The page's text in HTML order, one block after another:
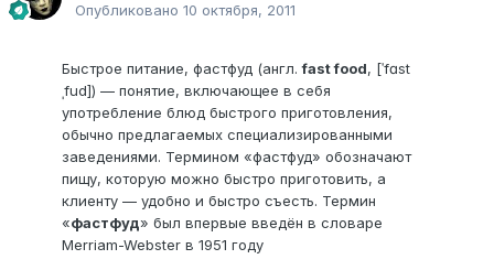
Опубликовано 10 октября, 2011
Быстрое питание, фастфуд (англ.fast food, [ˈfɑst
ˌfud]) — понятие, включающее в себя
употребление блюд быстрого приготовления,
обычно предлагаемых специализированными
заведениями. Термином «фастфуд» обозначают
пищу, которую можно быстро приготовить, а
клиенту — удобно и быстро съесть. Термин
«фастфуд» был впервые введён в словаре
Merriam-Webster в 1951 году